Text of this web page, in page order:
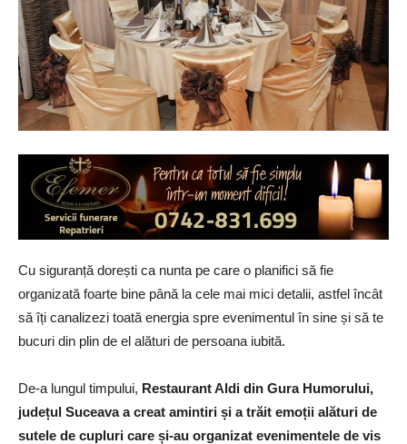
Cu siguranță dorești ca nunta pe care o planifici să fie
organizată foarte bine până la cele mai mici detalii, astfel încât
să îți canalizezi toată energia spre evenimentul în sine și să te
bucuri din plin de el alături de persoana iubită.
De-a lungul timpului, Restaurant Aldi din Gura Humorului,
județul Suceava a creat amintiri și a trăit emoții alături de
sutele de cupluri care și-au organizat evenimentele de vis